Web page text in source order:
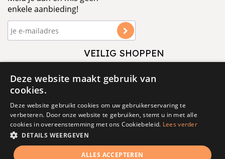
enkele aanbieding!
VEILIG SHOPPEN
Deze website maakt gebruik van
cookies.
Deze website gebruikt cookies om uw gebruikerservaring te
verbeteren. Door onze website te gebruiken, stemt u in met alle
cookies in overeenstemming met ons Cookiebeleid. Lees verder
DETAILS WEERGEVEN
ALLES ACCEPTEREN